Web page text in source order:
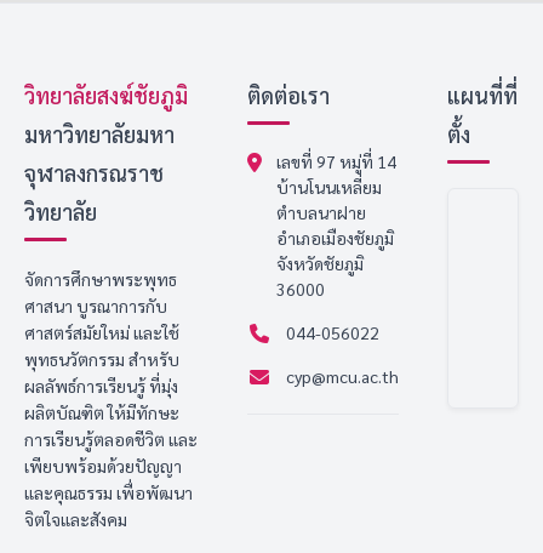
วิทยาลัยสงฆ์ชัยภูมิ
มหาวิทยาลัยมหา
จุฬาลงกรณราช
วิทยาลัย
จัดการศึกษาพระพุทธ
ศาสนา บูรณาการกับ
ศาสตร์สมัยใหม่ และใช้
พุทธนวัตกรรม สำหรับ
ผลลัพธ์การเรียนรู้ ที่มุ่ง
ผลิตบัณฑิต ให้มีทักษะ
การเรียนรู้ตลอดชีวิต และ
เพียบพร้อมด้วยปัญญา
และคุณธรรม เพื่อพัฒนา
จิตใจและสังคม
ติดต่อเรา
เลขที่ 97 หมู่ที่ 14
บ้านโนนเหลี่ยม
ตำบลนาฝาย
อำเภอเมืองชัยภูมิ
จังหวัดชัยภูมิ
36000
044-056022
cyp@mcu.ac.th
แผนที่ที่
ตั้ง